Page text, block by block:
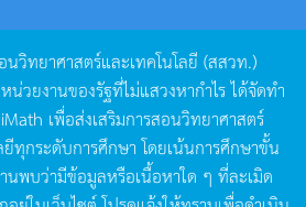
วิทยาศาสตร์และเทคโนโลยี (สสวท.)
น่วยงานของรัฐที่ไม่แสวงหากำไรได้จัดทำ
เพื่อส่งเสริมการสอนวิทยาศาสตร์
ทุกระดับการศึกษา โดยเน้นการศึกษาขั้น
นพบว่ามีข้อมูลหรือเนื้อหาใด ๆ ที่ละเมิด